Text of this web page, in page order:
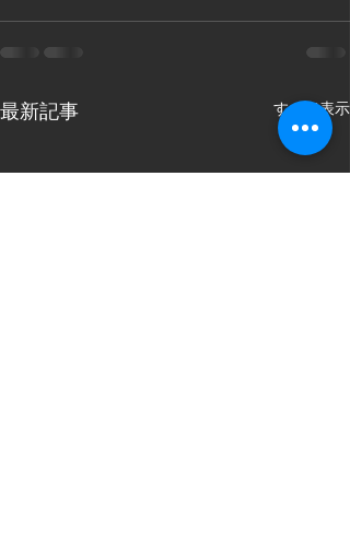
最新記事 すべて表示